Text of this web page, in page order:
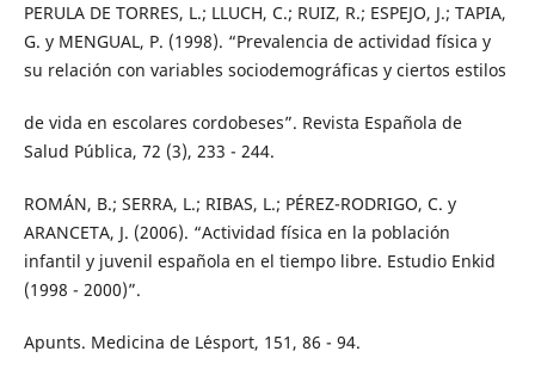
PERULA DE TORRES, L.; LLUCH, C.; RUIZ, R.; ESPEJO, J.; TAPIA,
G. y MENGUAL, P. (1998). “Prevalencia de actividad física y
su relación con variables sociodemográficas y ciertos estilos
de vida en escolares cordobeses”. Revista Española de
Salud Pública, 72 (3), 233 - 244.
ROMÁN, B.; SERRA, L.; RIBAS, L.; PÉREZ-RODRIGO, C. y
ARANCETA, J. (2006). “Actividad física en la población
infantil y juvenil española en el tiempo libre. Estudio Enkid
(1998 - 2000)”.
Apunts. Medicina de L´esport, 151, 86 - 94.